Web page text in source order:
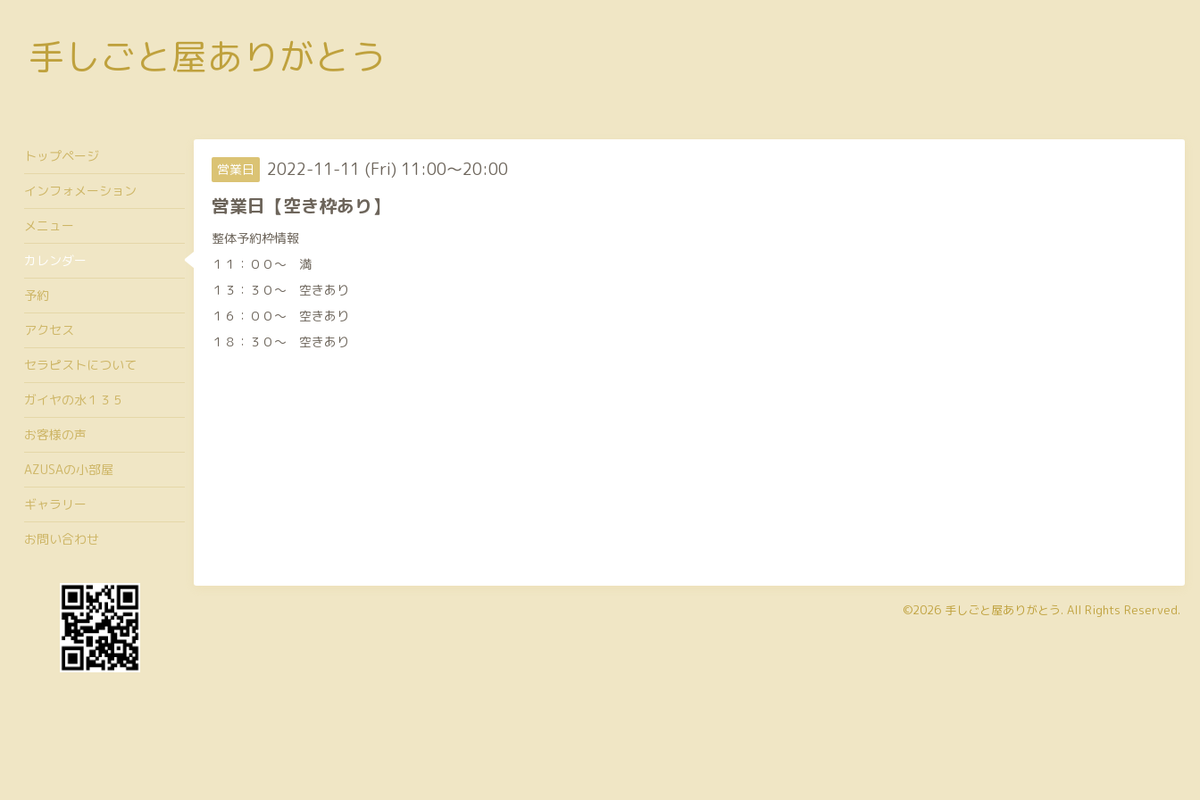
手しごと屋ありがとう
営業日 2022-11-11 (Fri) 11:00～20:00
営業日【空き枠あり】
整体予約枠情報
１１：００～ 満
１３：３０～ 空きあり
１６：００～ 空きあり
１８：３０～ 空きあり
©2026 手しごと屋ありがとう. All Rights Reserved.
トップページ
インフォメーション
メニュー
カレンダー
予約
アクセス
セラピストについて
ガイヤの水１３５
お客様の声
AZUSAの小部屋
ギャラリー
お問い合わせ